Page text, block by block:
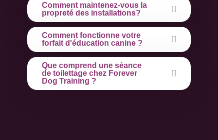
Comment maintenez-vous la
propreté des installations?
Comment fonctionne votre
forfait d'éducation canine ?
Que comprend une séance
de toilettage chez Forever
Dog Training ?